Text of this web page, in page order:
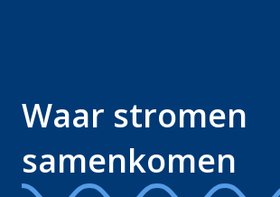
Waar stromen
samenkomen